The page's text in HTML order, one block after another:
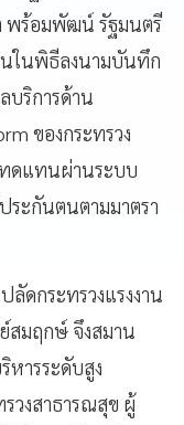
พร้อมพัฒน์ รัฐมนตรี
นในพิธีลงนามบันทึก
บริการด้าน
ของกระทรวง
ดแทนผ่านระบบ
ระกันตนตามมาตรา
ดกระทรวงแรงงาน
สมฤกษ์ จึงสมาน
หารระดับสูง
รวงสาธารณสุข ผู้